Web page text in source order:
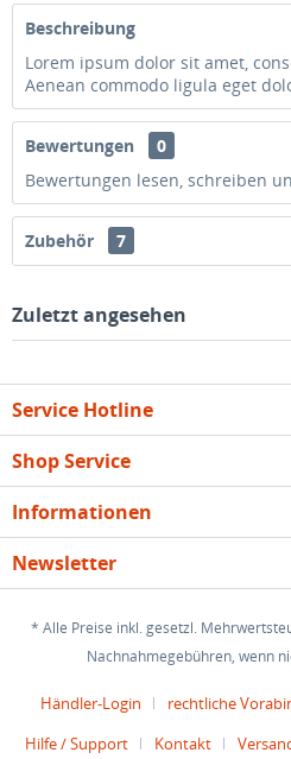
Beschreibung
Lorem ipsum dolor sit amet,
Aenean commodo ligula eget
Bewertungen
0
Bewertungen lesen, schreiben
Zubehör 7
Zuletzt angesehen
Service Hotline
Shop Service
Informationen
Newsletter
* Alle Preise inkl. gesetzl.
Nachnahmegebühren, wenn
Händler-Login rechtliche
Hilfe / Support
Kontakt